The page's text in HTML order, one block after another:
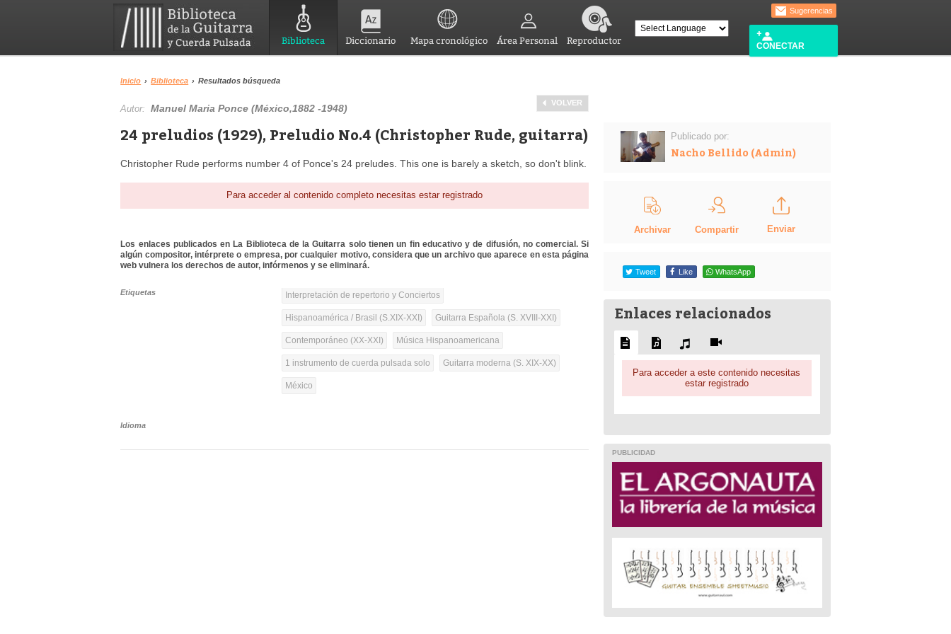
Biblioteca Diccionario Mapa cronológico Área Personal Reproductor
Sugerencias
CONECTAR
Inicio › Biblioteca › Resultados búsqueda
VOLVER
Autor:Manuel Maria Ponce (México,1882 -1948)
24 preludios (1929), Preludio No.4 (Christopher Rude, guitarra)
Christopher Rude performs number 4 of Ponce's 24 preludes. This one is barely a sketch, so don't blink.
Para acceder al contenido completo necesitas estar registrado
Los enlaces publicados en La Biblioteca de la Guitarra solo tienen un fin educativo y de difusión, no comercial. Si
algún compositor, intérprete o empresa, por cualquier motivo, considera que un archivo que aparece en esta página
web vulnera los derechos de autor, infórmenos y se eliminará.
Etiquetas Interpretación de repertorio y Conciertos
Hispanoamérica / Brasil (S.XIX-XXI) Guitarra Española (S. XVIII-XXI)
Contemporáneo (XX-XXI) Música Hispanoamericana
1 instrumento de cuerda pulsada solo Guitarra moderna (S. XIX-XX)
México
Idioma
Publicado por:
Nacho Bellido (Admin)
Archivar Compartir Enviar
Tweet Like WhatsApp
Enlaces relacionados
Para acceder a este contenido necesitas
estar registrado
PUBLICIDAD